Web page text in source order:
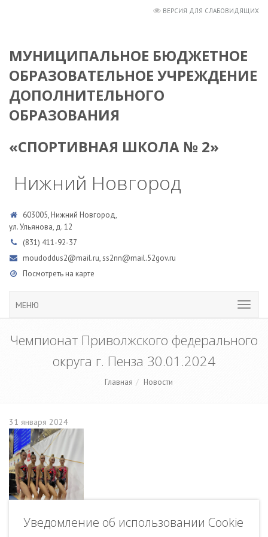
Уведомление об использовании Cookie
ВЕРСИЯ ДЛЯ СЛАБОВИДЯЩИХ
МУНИЦИПАЛЬНОЕ БЮДЖЕТНОЕ
ОБРАЗОВАТЕЛЬНОЕ УЧРЕЖДЕНИЕ
ДОПОЛНИТЕЛЬНОГО
ОБРАЗОВАНИЯ
«СПОРТИВНАЯ ШКОЛА № 2»
Нижний Новгород
603005, Нижний Новгород,
ул. Ульянова, д. 12
(831) 411-92-37
moudoddus2@mail.ru, ss2nn@mail.52gov.ru
Посмотреть на карте
МЕНЮ
Чемпионат Приволжского федерального
округа г. Пенза 30.01.2024
Главная Новости
31 января 2024